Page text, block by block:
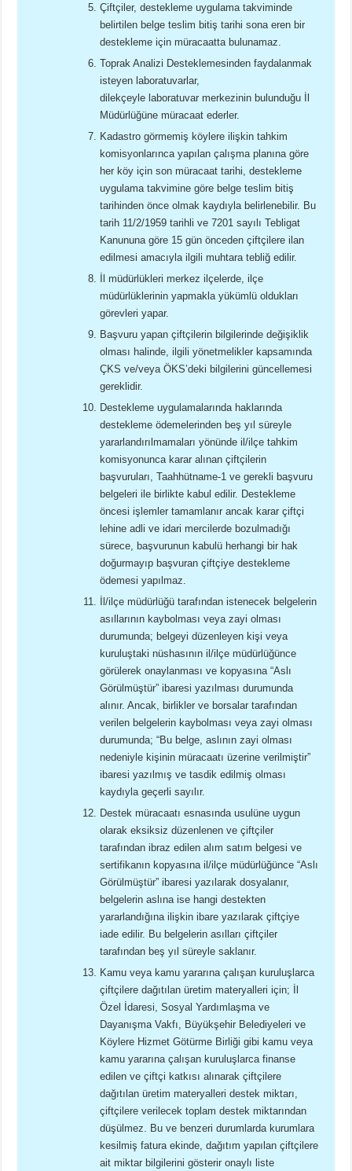
Çiftçiler, destekleme uygulama takviminde
belirtilen belge teslim bitiş tarihi sona eren bir
destekleme için müracaatta bulunamaz.
Toprak Analizi Desteklemesinden faydalanmak
isteyen laboratuvarlar,
dilekçeyle laboratuvar merkezinin bulunduğu İl
Müdürlüğüne müracaat ederler.
Kadastro görmemiş köylere ilişkin tahkim
komisyonlarınca yapılan çalışma planına göre
her köy için son müracaat tarihi, destekleme
uygulama takvimine göre belge teslim bitiş
tarihinden önce olmak kaydıyla belirlenebilir. Bu
tarih 11/2/1959 tarihli ve 7201 sayılı Tebligat
Kanununa göre 15 gün önceden çiftçilere ilan
edilmesi amacıyla ilgili muhtara tebliğ edilir.
İl müdürlükleri merkez ilçelerde, ilçe
müdürlüklerinin yapmakla yükümlü oldukları
görevleri yapar.
Başvuru yapan çiftçilerin bilgilerinde değişiklik
olması halinde, ilgili yönetmelikler kapsamında
ÇKS ve/veya ÖKS’deki bilgilerini güncellemesi
gereklidir.
Destekleme uygulamalarında haklarında
destekleme ödemelerinden beş yıl süreyle
yararlandırılmamaları yönünde il/ilçe tahkim
komisyonunca karar alınan çiftçilerin
başvuruları, Taahhütname-1 ve gerekli başvuru
belgeleri ile birlikte kabul edilir. Destekleme
öncesi işlemler tamamlanır ancak karar çiftçi
lehine adli ve idari mercilerde bozulmadığı
sürece, başvurunun kabulü herhangi bir hak
doğurmayıp başvuran çiftçiye destekleme
ödemesi yapılmaz.
İl/ilçe müdürlüğü tarafından istenecek belgelerin
asıllarının kaybolması veya zayi olması
durumunda; belgeyi düzenleyen kişi veya
kuruluştaki nüshasının il/ilçe müdürlüğünce
görülerek onaylanması ve kopyasına “Aslı
Görülmüştür” ibaresi yazılması durumunda
alınır. Ancak, birlikler ve borsalar tarafından
verilen belgelerin kaybolması veya zayi olması
durumunda; “Bu belge, aslının zayi olması
nedeniyle kişinin müracaatı üzerine verilmiştir”
ibaresi yazılmış ve tasdik edilmiş olması
kaydıyla geçerli sayılır.
Destek müracaatı esnasında usulüne uygun
olarak eksiksiz düzenlenen ve çiftçiler
tarafından ibraz edilen alım satım belgesi ve
sertifikanın kopyasına il/ilçe müdürlüğünce “Aslı
Görülmüştür” ibaresi yazılarak dosyalanır,
belgelerin aslına ise hangi destekten
yararlandığına ilişkin ibare yazılarak çiftçiye
iade edilir. Bu belgelerin asılları çiftçiler
tarafından beş yıl süreyle saklanır.
Kamu veya kamu yararına çalışan kuruluşlarca
çiftçilere dağıtılan üretim materyalleri için; İl
Özel İdaresi, Sosyal Yardımlaşma ve
Dayanışma Vakfı, Büyükşehir Belediyeleri ve
Köylere Hizmet Götürme Birliği gibi kamu veya
kamu yararına çalışan kuruluşlarca finanse
edilen ve çiftçi katkısı alınarak çiftçilere
dağıtılan üretim materyalleri destek miktarı,
çiftçilere verilecek toplam destek miktarından
düşülmez. Bu ve benzeri durumlarda kurumlara
kesilmiş fatura ekinde, dağıtım yapılan çiftçilere
ait miktar bilgilerini gösterir onaylı liste